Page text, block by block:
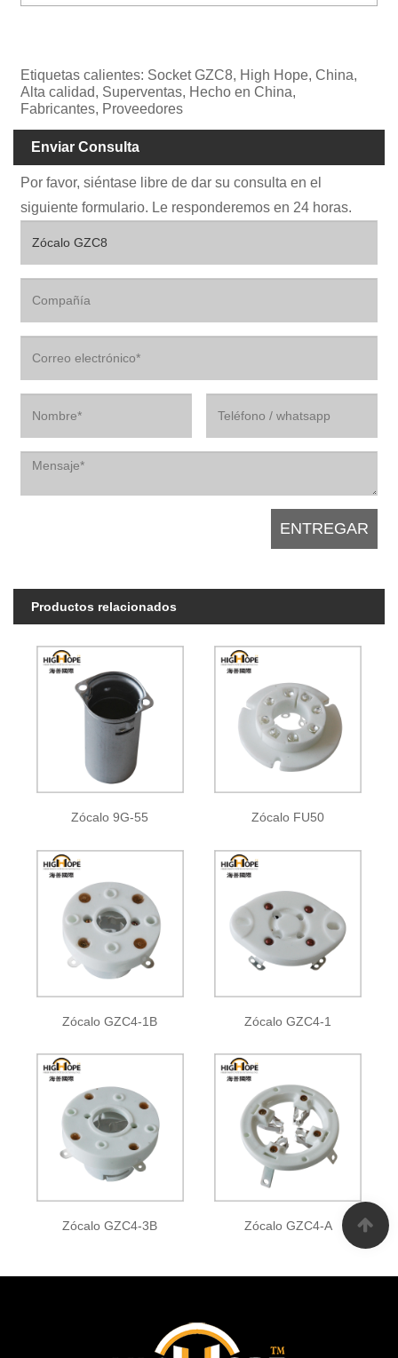
Etiquetas calientes: Socket GZC8, High Hope, China,
Alta calidad, Superventas, Hecho en China,
Fabricantes, Proveedores
Enviar Consulta
Por favor, siéntase libre de dar su consulta en el
siguiente formulario. Le responderemos en 24 horas.
Productos relacionados
Zócalo 9G-55 Zócalo FU50
Zócalo GZC4-1B Zócalo GZC4-1
Zócalo GZC4-3B Zócalo GZC4-A